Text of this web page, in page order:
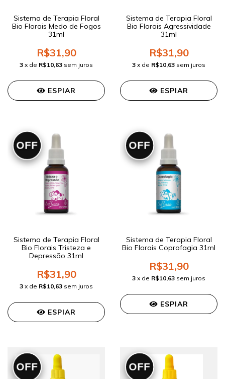
Sistema de Terapia Floral
Bio Florais Medo de Fogos
31ml
R$31,90
3 x de R$10,63 sem juros
ESPIAR
Sistema de Terapia Floral
Bio Florais Agressividade
31ml
R$31,90
3 x de R$10,63 sem juros
ESPIAR
OFF
Sistema de Terapia Floral
Bio Florais Tristeza e
Depressão 31ml
R$31,90
3 x de R$10,63 sem juros
ESPIAR
OFF
Sistema de Terapia Floral
Bio Florais Coprofagia 31ml
R$31,90
3 x de R$10,63 sem juros
ESPIAR
OFF OFF